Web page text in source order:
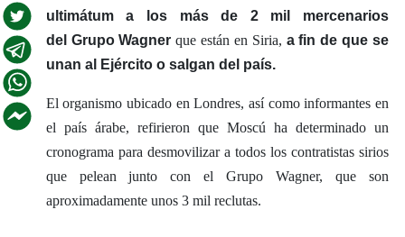
ultimátum a los más de 2 mil mercenarios
del Grupo Wagner que están en Siria, a fin de que se
unan al Ejército o salgan del país.
El organismo ubicado en Londres, así como informantes en
el país árabe, refirieron que Moscú ha determinado un
cronograma para desmovilizar a todos los contratistas sirios
que pelean junto con el Grupo Wagner, que son
aproximadamente unos 3 mil reclutas.